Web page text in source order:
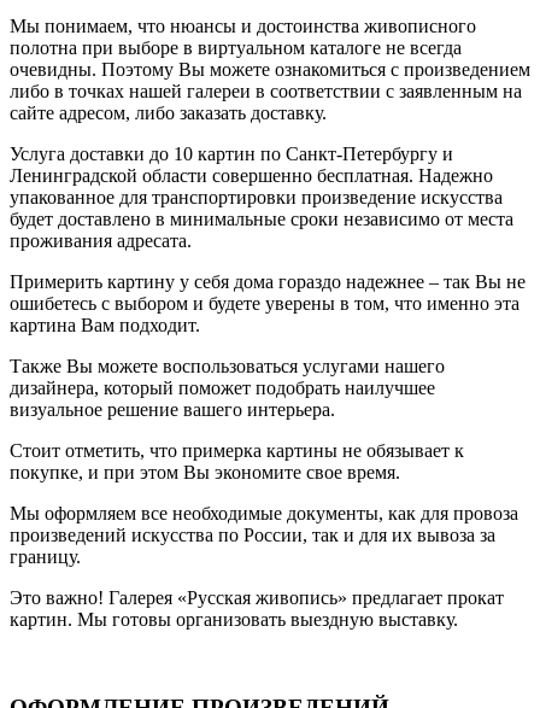
Мы понимаем, что нюансы и достоинства живописного
полотна при выборе в виртуальном каталоге не всегда
очевидны. Поэтому Вы можете ознакомиться с произведением
либо в точках нашей галереи в соответствии с заявленным на
сайте адресом, либо заказать доставку.
Услуга доставки до 10 картин по Санкт-Петербургу и
Ленинградской области совершенно бесплатная. Надежно
упакованное для транспортировки произведение искусства
будет доставлено в минимальные сроки независимо от места
проживания адресата.
Примерить картину у себя дома гораздо надежнее – так Вы не
ошибетесь с выбором и будете уверены в том, что именно эта
картина Вам подходит.
Также Вы можете воспользоваться услугами нашего
дизайнера, который поможет подобрать наилучшее
визуальное решение вашего интерьера.
Стоит отметить, что примерка картины не обязывает к
покупке, и при этом Вы экономите свое время.
Мы оформляем все необходимые документы, как для провоза
произведений искусства по России, так и для их вывоза за
границу.
Это важно! Галерея «Русская живопись» предлагает прокат
картин. Мы готовы организовать выездную выставку.